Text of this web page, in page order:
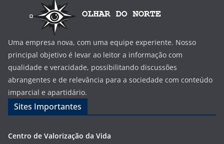
Uma empresa nova, com uma equipe experiente. Nosso
principal objetivo é levar ao leitor a informação com
qualidade e veracidade, possibilitando discussões
abrangentes e de relevância para a sociedade com conteúdo
imparcial e apartidário.
Sites Importantes
Centro de Valorização da Vida